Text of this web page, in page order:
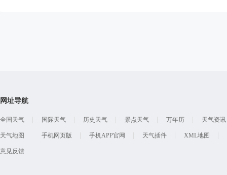
网址导航
全国天气 国际天气 历史天气 景点天气 万年历 天气资讯
天气地图 手机网页版 手机APP官网 天气插件 XML地图
意见反馈